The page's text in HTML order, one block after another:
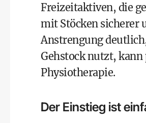
Freizeitaktiven, die
mit Stöcken sicherer
Anstrengung
Gehstock nutzt,
Physiotherapie.
Der Einstieg ist